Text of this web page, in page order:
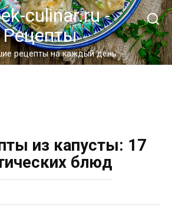
culinar.ru -
Рецепты
рецепты на каждый день
из капусты: 17
блюд